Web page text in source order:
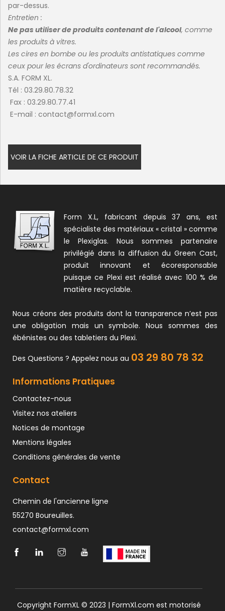
par-dessus.
Entretien :
Ne pas utiliser de produits contenant de l'alcool, comme
les produits à vitres.
Les cires en bombe ou les produits antistatiques comme
ceux pour les écrans d'ordinateurs sont recommandés.
S.A. FORM XL.
Tél : 03.29.80.78.32
Fax : 03.29.80.77.41
E-mail : contact@formxl.com
VOIR LA FICHE ARTICLE DE CE PRODUIT
Form X.L, fabricant depuis 37 ans, est
spécialiste des matériaux « cristal » comme
le Plexiglas. Nous sommes partenaire
privilégié dans la diffusion du Green Cast,
produit innovant et écoresponsable
puisque ce Plexi est réalisé avec 100 % de
matière recyclable.
Nous créons des produits dont la transparence n’est pas
une obligation mais un symbole. Nous sommes des
ébénistes ou des tabletiers du Plexi.
Des Questions ? Appelez nous au 03 29 80 78 32
Informations Pratiques
Contactez-nous
Visitez nos ateliers
Notices de montage
Mentions légales
Conditions générales de vente
Contact
Chemin de l'ancienne ligne
55270 Boureuilles.
contact@formxl.com
Copyright FormXL © 2023 | FormXl.com est motorisé